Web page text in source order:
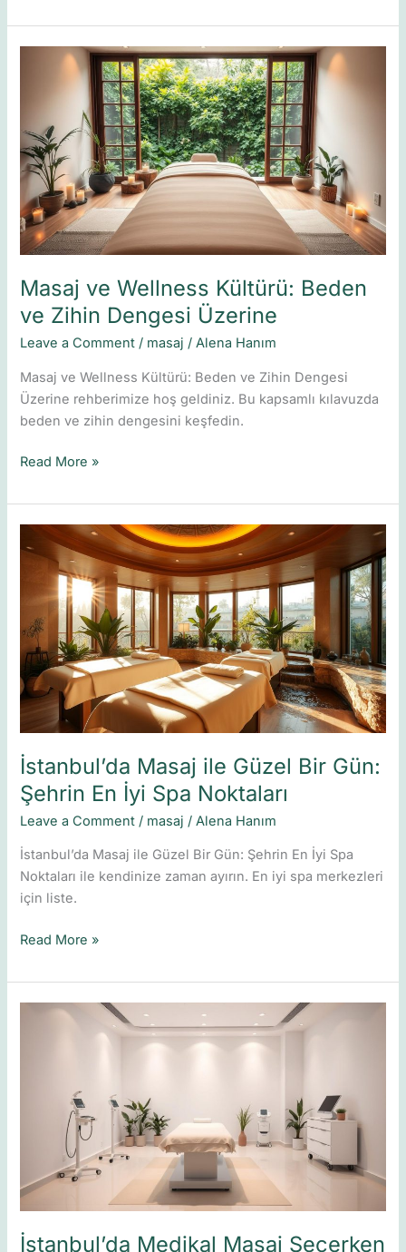
Masaj ve Wellness Kültürü: Beden
ve Zihin Dengesi Üzerine
Leave a Comment / masaj /Alena Hanım
Masaj ve Wellness Kültürü: Beden ve Zihin Dengesi
Üzerine rehberimize hoş geldiniz. Bu kapsamlı kılavuzda
beden ve zihin dengesini keşfedin.
Kültürü:
Beden
ve
Zihin
Dengesi
Üzerine
Read More »
İstanbul’da Masaj ile Güzel Bir Gün:
Şehrin En İyi Spa Noktaları
Leave a Comment / masaj /Alena Hanım
İstanbul’da Masaj ile Güzel Bir Gün: Şehrin En İyi Spa
Noktaları ile kendinize zaman ayırın. En iyi spa merkezleri
için liste.
İstanbul’da
Masaj
Güzel
Bir
Gün:
Şehrin
En
İyi
Spa
Noktaları
Read More »
İstanbul’da Medikal Masaj Seçerken
İstanbul’da
Etmelisiniz?